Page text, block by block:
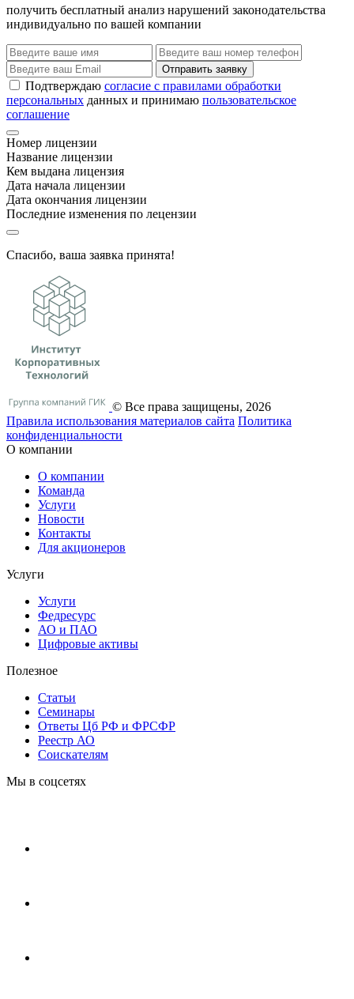
получить бесплатный анализ нарушений законодательства
индивидуально по вашей компании
Отправить заявку
Подтверждаю согласие с правилами обработки
персональных данных и принимаю пользовательское
соглашение
Номер лицензии
Название лицензии
Кем выдана лицензия
Дата начала лицензии
Дата окончания лицензии
Последние изменения по лецензии
Спасибо, ваша заявка принята!
© Все права защищены, 2026
Правила использования материалов сайта Политика
конфиденциальности
О компании
О компании
Команда
Услуги
Новости
Контакты
Для акционеров
Услуги
Услуги
Федресурс
АО и ПАО
Цифровые активы
Полезное
Статьи
Cеминары
Ответы Цб РФ и ФРСФР
Реестр АО
Соискателям
Мы в соцсетях